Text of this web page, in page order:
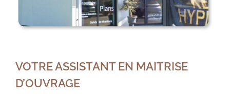
VOTRE ASSISTANT EN MAITRISE
D’OUVRAGE